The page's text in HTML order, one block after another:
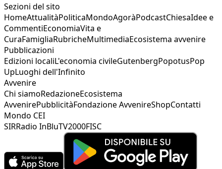
Sezioni del sito
HomeAttualitàPoliticaMondoAgoràPodcastChiesaIdee e
CommentiEconomiaVita e
CuraFamigliaRubricheMultimediaEcosistema avvenire
Pubblicazioni
Edizioni localiL'economia civileGutenbergPopotusPop
UpLuoghi dell'Infinito
Avvenire
Chi siamoRedazioneEcosistema
AvvenirePubblicitàFondazione AvvenireShopContatti
Mondo CEI
SIRRadio InBluTV2000FISC